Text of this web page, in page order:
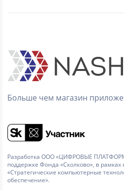
Больше чем магазин
Разработка ООО «ЦИФРОВЫЕ
поддержке Фонда «Сколково», в рамках
«Стратегические компьютерные
обеспечение».